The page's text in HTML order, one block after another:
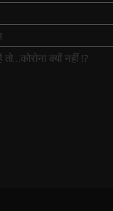
क्यों नहीं ⁉️